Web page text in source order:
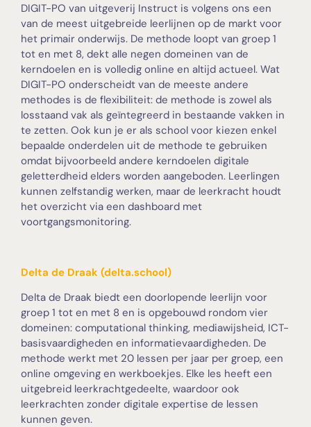
DIGIT-PO van uitgeverij Instruct is volgens ons een
van de meest uitgebreide leerlijnen op de markt voor
het primair onderwijs. De methode loopt van groep 1
tot en met 8, dekt alle negen domeinen van de
kerndoelen en is volledig online en altijd actueel. Wat
DIGIT-PO onderscheidt van de meeste andere
methodes is de flexibiliteit: de methode is zowel als
losstaand vak als geïntegreerd in bestaande vakken in
te zetten. Ook kun je er als school voor kiezen enkel
bepaalde onderdelen uit de methode te gebruiken
omdat bijvoorbeeld andere kerndoelen digitale
geletterdheid elders worden aangeboden. Leerlingen
kunnen zelfstandig werken, maar de leerkracht houdt
het overzicht via een dashboard met
voortgangsmonitoring.
Delta de Draak (delta.school)
Delta de Draak biedt een doorlopende leerlijn voor
groep 1 tot en met 8 en is opgebouwd rondom vier
domeinen: computational thinking, mediawijsheid, ICT-
basisvaardigheden en informatievaardigheden. De
methode werkt met 20 lessen per jaar per groep, een
online omgeving en werkboekjes. Elke les heeft een
uitgebreid leerkrachtgedeelte, waardoor ook
leerkrachten zonder digitale expertise de lessen
kunnen geven.